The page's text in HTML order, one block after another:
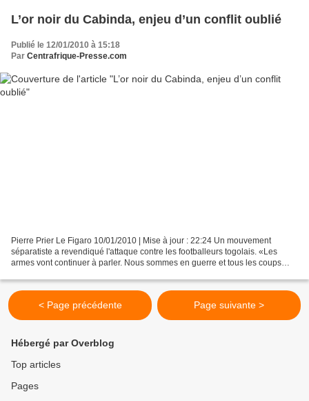
L’or noir du Cabinda, enjeu d’un conflit oublié
Publié le 12/01/2010 à 15:18
Par Centrafrique-Presse.com
Pierre Prier Le Figaro 10/01/2010 | Mise à jour : 22:24 Un mouvement
séparatiste a revendiqué l'attaque contre les footballeurs togolais. «Les
armes vont continuer à parler. Nous sommes en guerre et tous les coups
< Page précédente Page suivante >
Hébergé par Overblog
Top articles
Pages